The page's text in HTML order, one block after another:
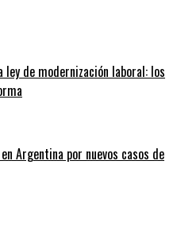
ley de modernización laboral: los
Argentina por nuevos casos de